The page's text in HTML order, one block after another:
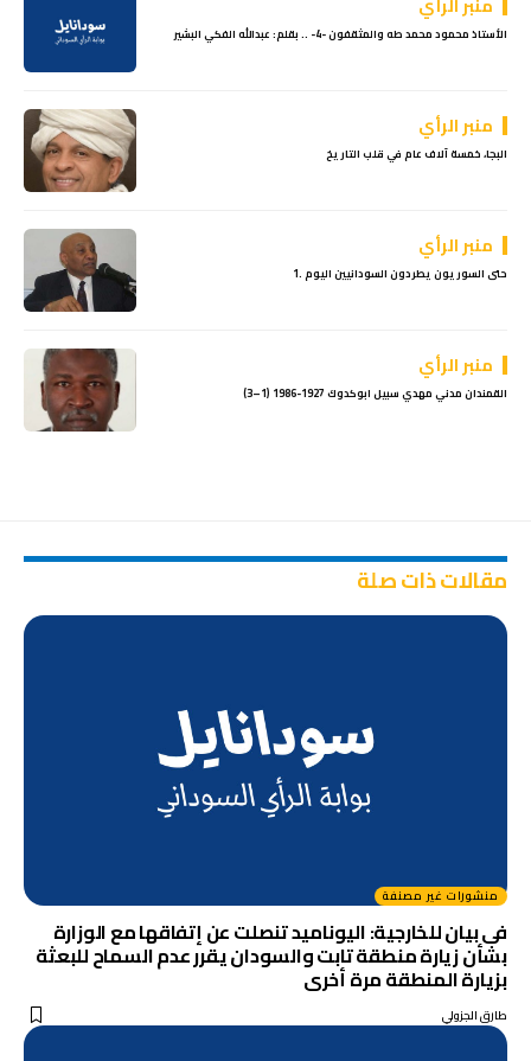
منبر الرأي
الأستاذ محمود محمد طه والمثقفون -4- .. بقلم: عبدالله الفكي البشير
منبر الرأي
البجا، خمسة آلاف عام في قلب التاريخ
منبر الرأي
حتى السوريون يطردون السودانيين اليوم .1
منبر الرأي
القمندان مدني مهدي سبيل ابوكدوك 1927-1986 (1–3)
مقالات ذات صلة
منشورات غير مصنفة
فى بيان للخارجية: اليوناميد تنصلت عن إتفاقها مع الوزارة
بشأن زيارة منطقة تابت والسودان يقرر عدم السماح للبعثة
بزيارة المنطقة مرة أخرى
طارق الجزولي